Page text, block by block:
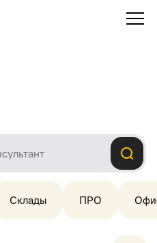
Склады ПРО